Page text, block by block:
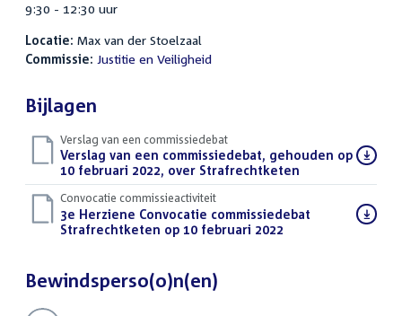
9:30 - 12:30 uur
Locatie: Max van der Stoelzaal
Commissie: Justitie en Veiligheid
Bijlagen
Verslag van een commissiedebat
Download
bestand:
Verslag van een commissiedebat, gehouden op
10 februari 2022, over Strafrechtketen
Convocatie commissieactiviteit
Download
bestand:
3e Herziene Convocatie commissiedebat
Strafrechtketen op 10 februari 2022
Bewindsperso(o)n(en)